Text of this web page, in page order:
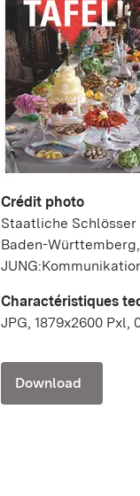
Crédit photo
Staatliche Schlösser
Baden-Württemberg,
Charactéristiques
JPG, 1879x2600 Pxl,
Download